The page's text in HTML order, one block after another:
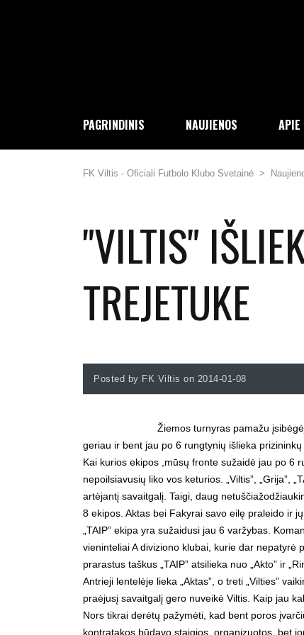
PAGRINDINIS NAUJIENOS APIE
FK Viltis - Oficiali Futbolo Klubo Svetainė >
"VILTIS"
TREJETUKE
Posted by FK Viltis on 2014-01-08
Žiemos turnyras pamažu
geriau ir bent jau po 6 rungtynių išlieka
Kai kurios ekipos ,mūsų fronte sužaidė jau po 6
nepoilsiavusių liko vos keturios. „Viltis”, „Grija”,
artėjantį savaitgalį. Taigi, daug
8 ekipos. Aktas bei Fakyrai savo eilę praleido ir
„TAIP” ekipa yra sužaidusi jau 6 varžybas.
vieninteliai A diviziono klubai, kurie dar
prarastus taškus „TAIP” atsilieka nuo „Akto” ir
Antrieji lentelėje lieka „Aktas”, o treti „Vilties”
praėjusį savaitgalį gero nuveikė Viltis. Kaip jau
Nors tikrai derėtų pažymėti, kad bent poros
kontratakos būdavo staigios, organizuotos, bet